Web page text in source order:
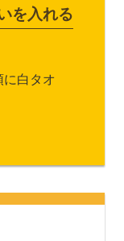
を入れる
白タオ